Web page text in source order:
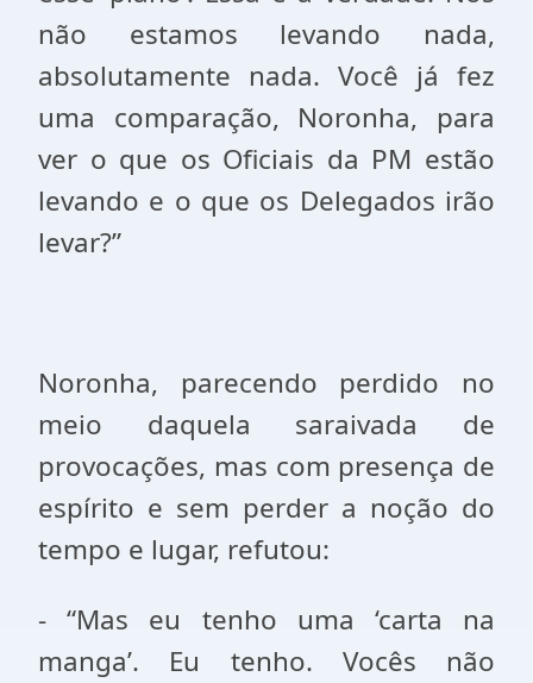
não estamos levando nada,
absolutamente nada. Você já fez
uma comparação, Noronha, para
ver o que os Oficiais da PM estão
levando e o que os Delegados irão
levar?”
Noronha, parecendo perdido no
meio daquela saraivada de
provocações, mas com presença de
espírito e sem perder a noção do
tempo e lugar, refutou:
- “Mas eu tenho uma ‘carta na
manga’. Eu tenho. Vocês não